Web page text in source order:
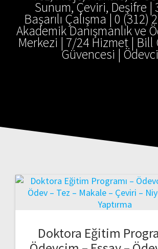
Sunum, Çeviri, Deşifre |
Başarılı Çalışma | 0 (312)
Akademik Danışmanlık ve
Merkezi | 7/24 Hizmet | Bill
Güvencesi |
Doktora Eğitim